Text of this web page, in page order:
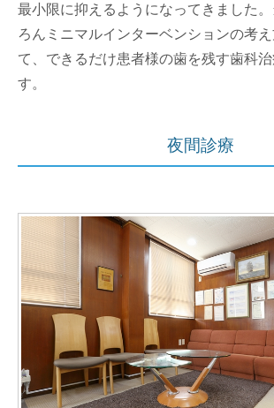
最小限に抑えるようになってきました
ろんミニマルインターベンションの考
て、できるだけ患者様の歯を残す歯科
す。
夜間診療